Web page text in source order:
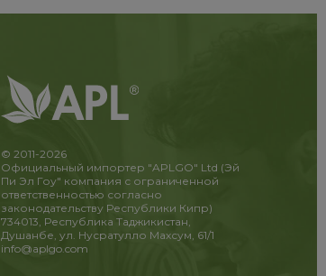
© 2011-2026
Официальный импортер "APLGO" Ltd (Эй
Пи Эл Гоу" компания с ограниченной
ответственностью согласно
законодательству Республики Кипр)
734013, Республика Таджикистан,
Душанбе, ул. Нусратулло Махсум, 61/1
info@aplgo.com